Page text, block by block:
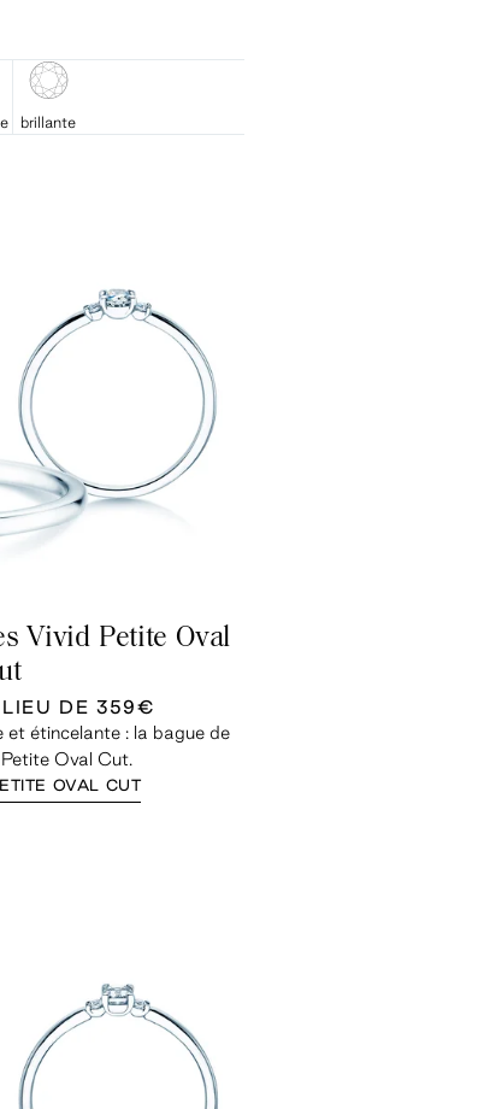
brillante
Vivid Petite Oval
DE 359€
et étincelante : la bague de
Oval Cut.
OVAL CUT